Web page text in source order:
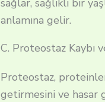
sağlar, sağlıklı bir
anlamına gelir.
C. Proteostaz Kaybı
Proteostaz,
getirmesini ve hasar